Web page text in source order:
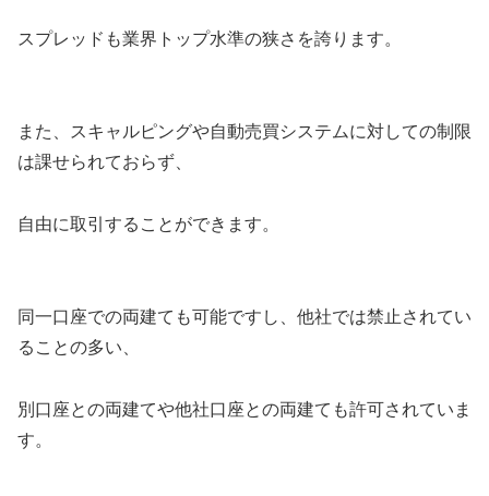
スプレッドも業界トップ水準の狭さを誇ります。
また、スキャルピングや自動売買システムに対しての制限
は課せられておらず、
自由に取引することができます。
同一口座での両建ても可能ですし、他社では禁止されてい
ることの多い、
別口座との両建てや他社口座との両建ても許可されていま
す。